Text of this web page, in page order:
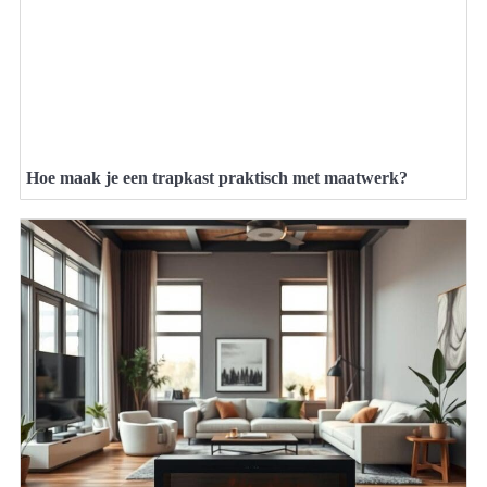
Hoe maak je een trapkast praktisch met maatwerk?